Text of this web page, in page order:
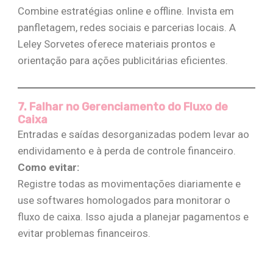
Combine estratégias online e offline. Invista em
panfletagem, redes sociais e parcerias locais. A
Leley Sorvetes oferece materiais prontos e
orientação para ações publicitárias eficientes​.
7. Falhar no Gerenciamento do Fluxo de
Caixa
Entradas e saídas desorganizadas podem levar ao
endividamento e à perda de controle financeiro.
Como evitar:
Registre todas as movimentações diariamente e
use softwares homologados para monitorar o
fluxo de caixa. Isso ajuda a planejar pagamentos e
evitar problemas financeiros​.